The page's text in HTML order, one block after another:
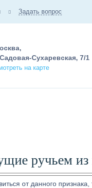
Задать вопрос
Сухаревская, 7/1
на карте
ручьем из
от данного